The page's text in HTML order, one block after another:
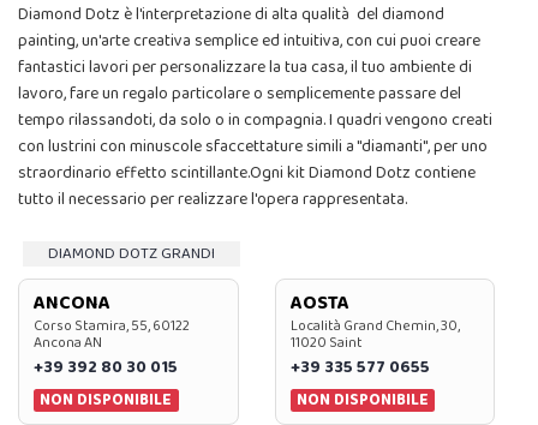
Diamond Dotz è l'interpretazione di alta qualità del diamond
painting, un'arte creativa semplice ed intuitiva, con cui puoi creare
fantastici lavori per personalizzare la tua casa, il tuo ambiente di
lavoro, fare un regalo particolare o semplicemente passare del
tempo rilassandoti, da solo o in compagnia. I quadri vengono creati
con lustrini con minuscole sfaccettature simili a "diamanti", per uno
straordinario effetto scintillante.Ogni kit Diamond Dotz contiene
tutto il necessario per realizzare l'opera rappresentata.
DIAMOND DOTZ GRANDI
ANCONA
Corso Stamira, 55, 60122
Ancona AN
+39 392 80 30 015
NON DISPONIBILE
AOSTA
Località Grand Chemin, 30,
11020 Saint
+39 335 577 0655
NON DISPONIBILE